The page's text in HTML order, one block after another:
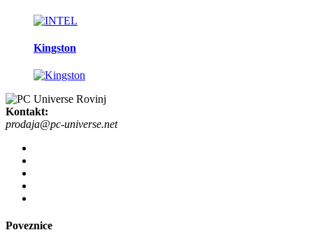
Kingston
Kontakt:
prodaja@pc-universe.net
Poveznice